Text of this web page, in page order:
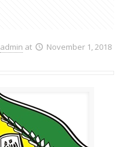
admin at November 1, 2018